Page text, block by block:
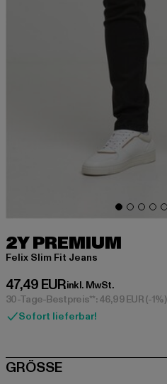
2Y PREMIUM
Felix Slim Fit Jeans
47,49 EUR
Derzeitiger Preis: 47,49 EUR
inkl. MwSt.
30-Tage-Bestpreis**: 46,99 EUR(-1%)
Sofort lieferbar!
SIZE
GRÖSSE